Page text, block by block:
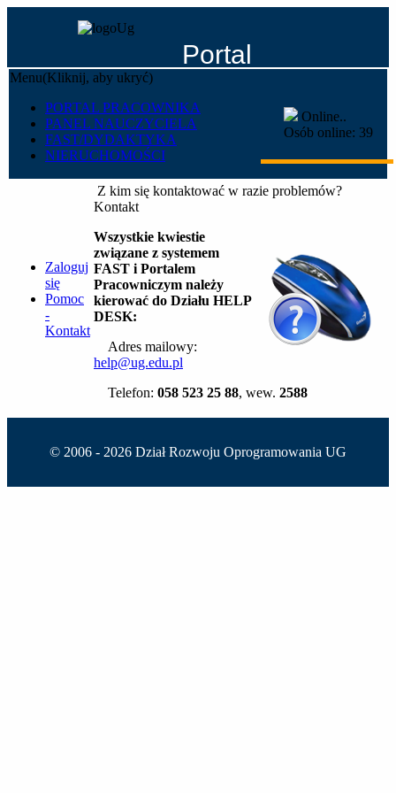
Portal
Pracownika
Menu(Kliknij, aby ukryć)
Online..
Osób online: 39
PORTAL PRACOWNIKA
PANEL NAUCZYCIELA
FAST/DYDAKTYKA
NIERUCHOMOŚCI
Zaloguj
się
Pomoc
-
Kontakt
Z kim się kontaktować w razie problemów?
Kontakt
Wszystkie kwiestie
związane z systemem
FAST i Portalem
Pracowniczym należy
kierować do Działu HELP
DESK:
Adres mailowy:
help@ug.edu.pl
Telefon: 058 523 25 88, wew. 2588
© 2006 - 2026 Dział Rozwoju Oprogramowania UG